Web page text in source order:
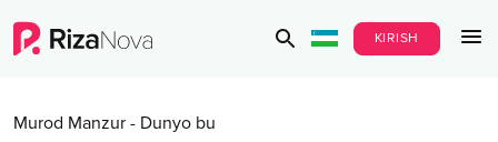
KIRISH
Murod Manzur - Dunyo bu